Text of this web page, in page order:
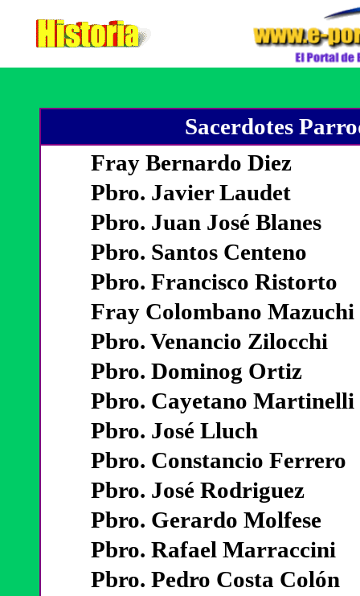
Sacerdotes
Fray Bernardo Diez
Pbro. Javier Laudet
Pbro. Juan José Blanes
Pbro. Santos Centeno
Pbro. Francisco Ristorto
Fray Colombano Mazuchi
Pbro. Venancio Zilocchi
Pbro. Dominog Ortiz
Pbro. Cayetano Martinelli
Pbro. José Lluch
Pbro. Constancio Ferrero
Pbro. José Rodriguez
Pbro. Gerardo Molfese
Pbro. Rafael Marraccini
Pbro. Pedro Costa Colón